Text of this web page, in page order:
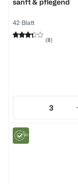
sanft & pflegend
42 Blatt
(8)
3
Quantity: 3